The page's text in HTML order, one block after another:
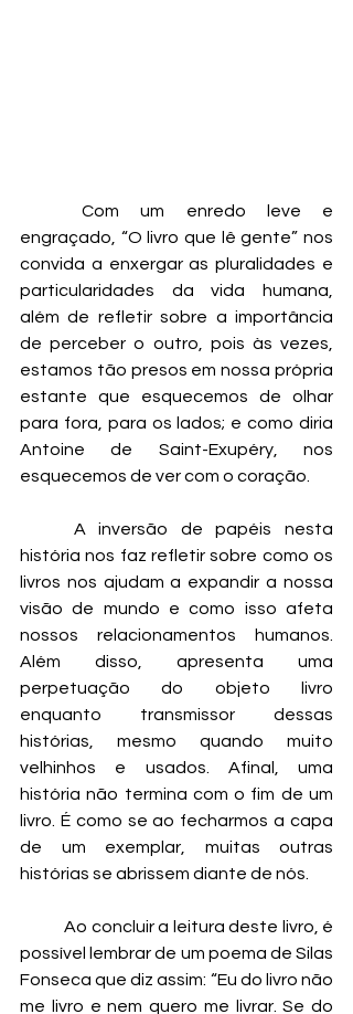
	Com um enredo leve e
engraçado, “O livro que lê gente” nos
convida a enxergar as pluralidades e
particularidades da vida humana,
além de refletir sobre a importância
de perceber o outro, pois às vezes,
estamos tão presos em nossa própria
estante que esquecemos de olhar
para fora, para os lados; e como diria
Antoine de Saint-Exupéry, nos
esquecemos de ver com o coração.
história nos faz refletir sobre como os
livros nos ajudam a expandir a nossa
visão de mundo e como isso afeta
nossos relacionamentos humanos.
Além disso, apresenta uma
perpetuação do objeto livro
enquanto transmissor dessas
histórias, mesmo quando muito
velhinhos e usados. Afinal, uma
história não termina com o fim de um
livro. É como se ao fecharmos a capa
de um exemplar, muitas outras
histórias se abrissem diante de nós.
	Ao concluir a leitura deste livro, é
possível lembrar de um poema de Silas
Fonseca que diz assim: “Eu do livro não
me livro e nem quero me livrar. Se do